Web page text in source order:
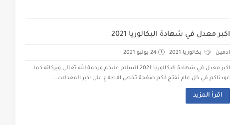
اكبر معدل في شهادة البكالوريا 2021
ادمين بكالوريا 2021 24 يوليو 2021
اكبر معدل في شهادة البكالوريا 2021 السلام عليكم ورحمة الله تعالى وبركاته كما
عودناكم في كل عام نفتح لكم صفحة تخص الاطلاع على اكبر المعدلات...
اقرأ المزيد